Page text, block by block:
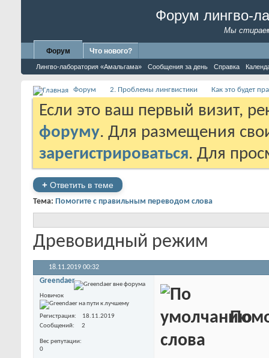
Форум лингво-
Мы
Форум
Лингво-лаборатория «Амальгама» Сообщения за день Справка
Что нового?
Форум 2. Проблемы лингвистики Как это будет
Если это ваш первый визит,
форуму. Для размещения
зарегистрироваться. Для
+ Ответить в теме
Тема: Помогите с правильным переводом слова
Древовидный режим
18.11.2019 00:32
Greendaer
Новичок
Регистрация
18.11.2019
Сообщений
2
Вес репутации
0
слова